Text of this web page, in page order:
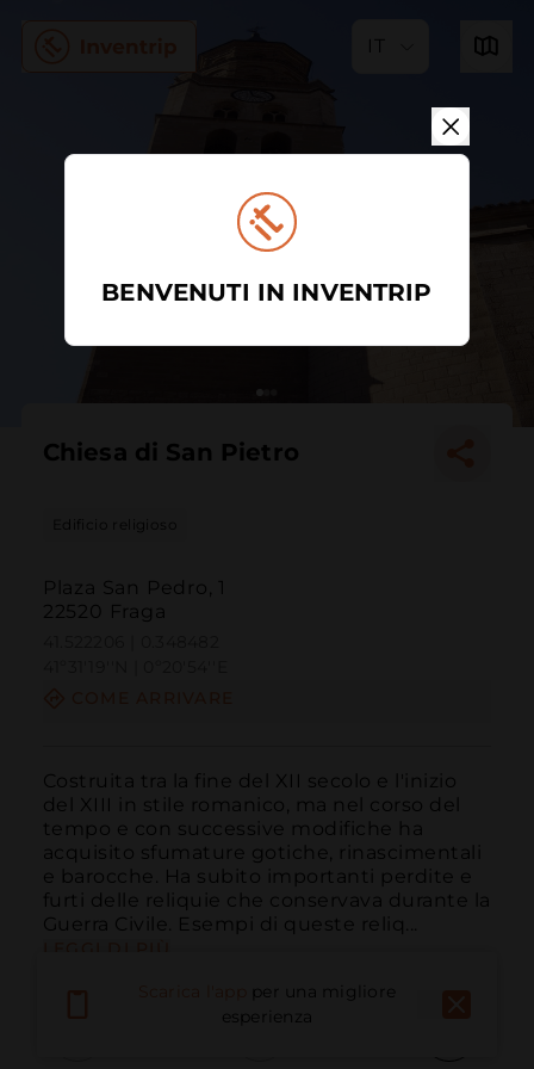
IT
Chiesa di San Pietro
Edificio religioso
Plaza San Pedro, 1
22520 Fraga
Costruita tra la fine del XII secolo e l'inizio
del XIII in stile romanico, ma nel corso del
tempo e con successive modifiche ha
acquisito sfumature gotiche, rinascimentali
e barocche. Ha subito importanti perdite e
furti delle reliquie che conservava durante la
Guerra Civile. Esempi di queste reliq...
per una migliore
esperienza
BENVENUTI IN INVENTRIP